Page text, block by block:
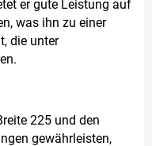
er gute Leistung auf
was ihn zu einer
die unter
225 und den
gewährleisten,